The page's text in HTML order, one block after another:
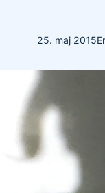
25. maj 2015